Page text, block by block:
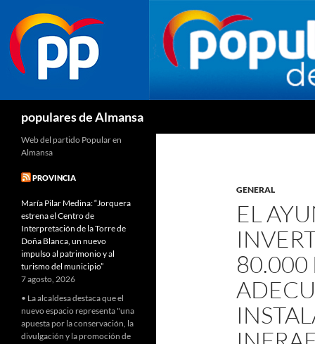
populares de Almansa
GENERAL
EL
80.000
Web del partido Popular en
Almansa
PROVINCIA
María Pilar Medina: “Jorquera
estrena el Centro de
Interpretación de la Torre de
Doña Blanca, un nuevo
impulso al patrimonio y al
turismo del municipio”
7 agosto, 2026
• La alcaldesa destaca que el
nuevo espacio representa "una
apuesta por la conservación, la
divulgación y la promoción de